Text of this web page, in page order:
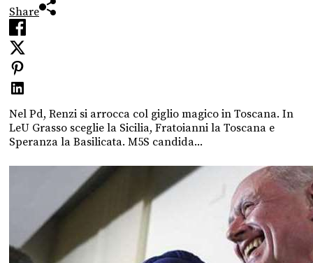
Share
Nel Pd, Renzi si arrocca col giglio magico in Toscana. In
LeU Grasso sceglie la Sicilia, Fratoianni la Toscana e
Speranza la Basilicata. M5S candida...